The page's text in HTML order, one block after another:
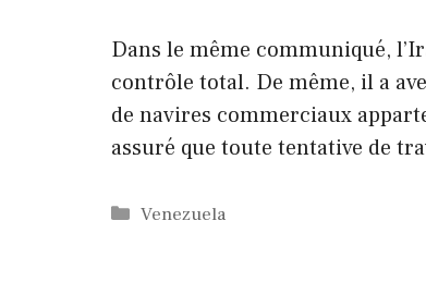
Dans le même communiqué,
contrôle total. De même, il a
de navires commerciaux
assuré que toute tentative de
Catégories
Venezuela